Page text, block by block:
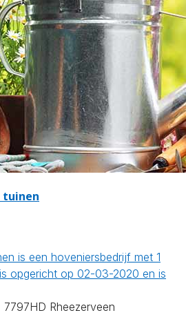
tuinen
is een hoveniersbedrijf met 1
opgericht op 02-03-2020 en is
Rheezerveen